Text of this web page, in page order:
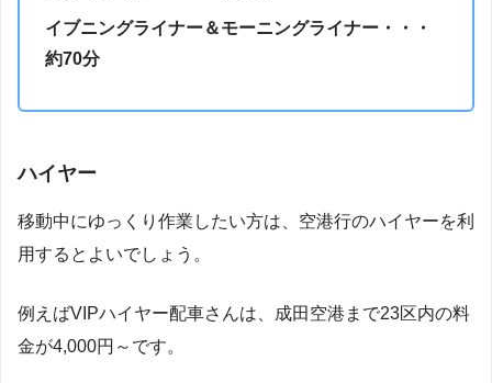
イブニングライナー＆モーニングライナー・・・
約70分
ハイヤー
移動中にゆっくり作業したい方は、空港行のハイヤーを利
用するとよいでしょう。
例えばVIPハイヤー配車さんは、成田空港まで23区内の料
金が4,000円～です。